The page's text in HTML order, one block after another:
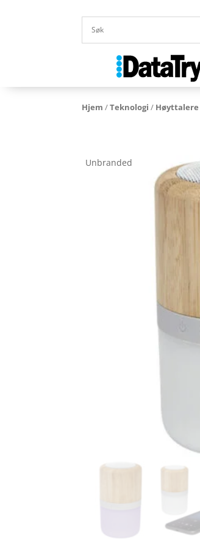
Hjem /Teknologi / Høyttalere
Unbranded